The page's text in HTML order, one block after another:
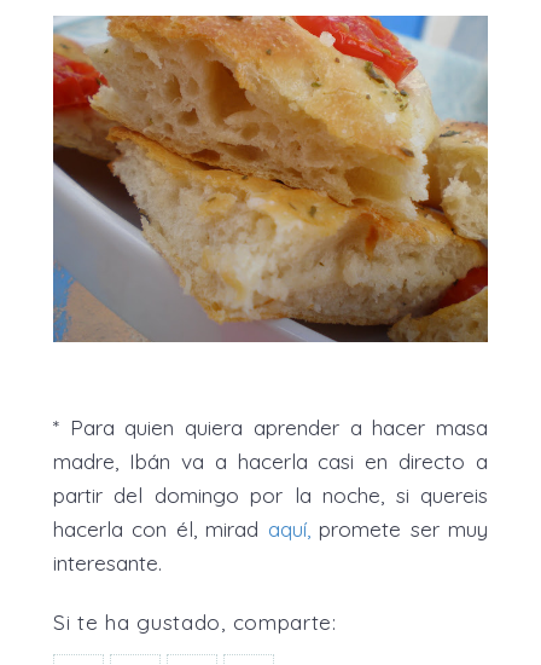
* Para quien quiera aprender a hacer masa
madre, Ibán va a hacerla casi en directo a
partir del domingo por la noche, si quereis
hacerla con él, mirad aquí, promete ser muy
interesante.
Si te ha gustado, comparte: